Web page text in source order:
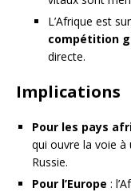
L’Afrique est
compétition
directe.
Implications
Pour les pays
qui ouvre la voie à
Russie.
Pour l’Europe :